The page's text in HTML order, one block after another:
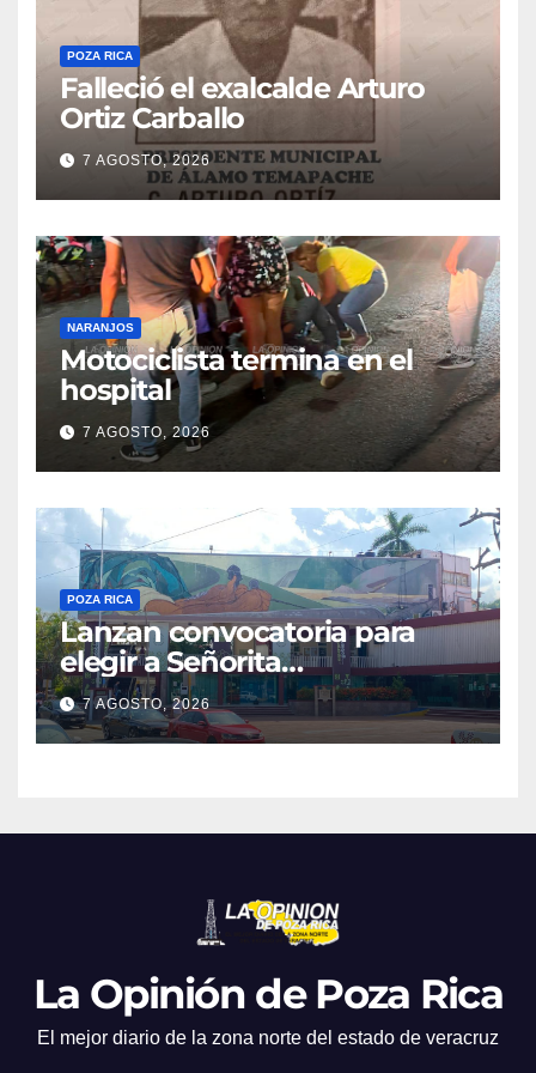
POZA RICA
Falleció el exalcalde Arturo
Ortiz Carballo
7 AGOSTO, 2026
NARANJOS
Motociclista termina en el
hospital
7 AGOSTO, 2026
POZA RICA
Lanzan convocatoria para
elegir a Señorita
Independencia, Patria y
Libertad 2026
7 AGOSTO, 2026
La Opinión de Poza Rica
El mejor diario de la zona norte del estado de veracruz